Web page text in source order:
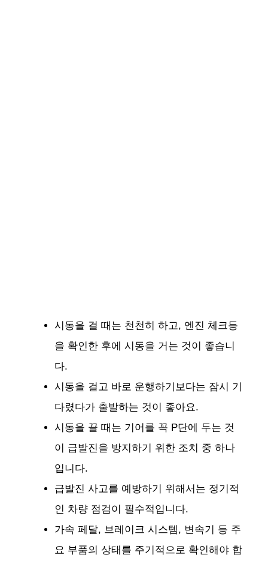
시동을 걸 때는 천천히 하고, 엔진 체크등
을 확인한 후에 시동을 거는 것이 좋습니
다.
시동을 걸고 바로 운행하기보다는 잠시 기
다렸다가 출발하는 것이 좋아요.
시동을 끌 때는 기어를 꼭 P단에 두는 것
이 급발진을 방지하기 위한 조치 중 하나
입니다​​.
급발진 사고를 예방하기 위해서는 정기적
인 차량 점검이 필수적입니다.
가속 페달, 브레이크 시스템, 변속기 등 주
요 부품의 상태를 주기적으로 확인해야 합